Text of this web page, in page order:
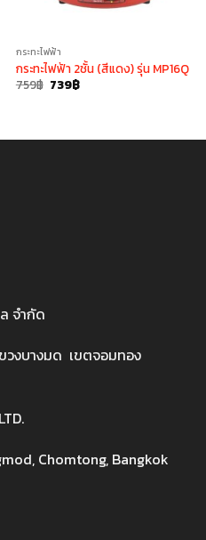
กระทะไฟฟ้า
กระทะไฟฟ้า 2ชั้น (สีแดง) รุ่น MP16Q
759฿ Original
price
739฿Current
price
จำกัด
วงบางมด เขตจอมทอง
Chomtong, Bangkok